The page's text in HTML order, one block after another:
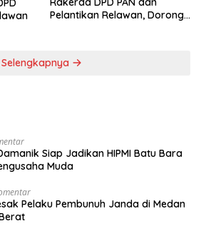
Pelantikan Relawan, Dorong
Selengkapnya
Siap Jadikan HIPMI Batu Bara
Muda
Pelaku Pembunuh Janda di Medan